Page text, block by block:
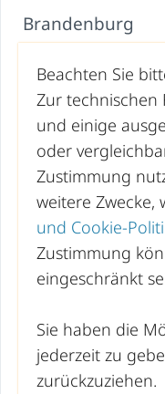
Brandenburg
Hamburg
Hessen
Mecklenburg-
Niedersachsen
Nordrhein-
Rheinland-Pfalz
Sachsen
Sachsen-Anhalt
Beachten Sie
Zur technischen
und einige
oder
Zustimmung
weitere Zwecke,
und Cookie-
Zustimmung
eingeschränkt
Sie haben die
jederzeit zu
zurückzuziehen.